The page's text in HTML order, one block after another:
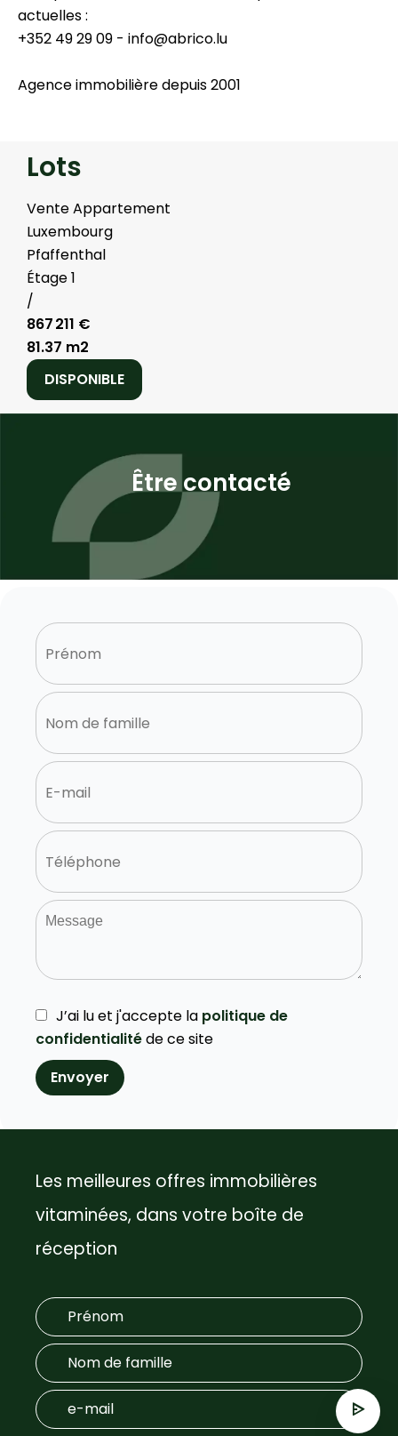
actuelles :
+352 49 29 09 - info@abrico.lu
Agence immobilière depuis 2001
Lots
Vente Appartement
Luxembourg
Pfaffenthal
Étage 1
/
867 211 €
81.37 m2
DISPONIBLE
Être contacté
J’ai lu et j'accepte la politique de
confidentialitéde ce site
Envoyer
Les meilleures offres immobilières
vitaminées, dans votre boîte de
réception